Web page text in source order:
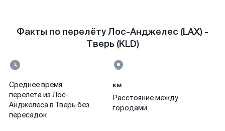
Факты по перелёту Лос-Анджелес (LAX) -
Тверь (KLD)
Среднее время
перелета из Лос-
Анджелеса в Тверь без
пересадок
км
Расстояние между
городами